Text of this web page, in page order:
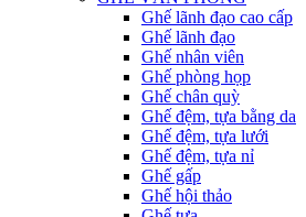
Ghế lãnh đạo cao cấp
Ghế lãnh đạo
Ghế nhân viên
Ghế phòng họp
Ghế chân quỳ
Ghế đệm, tựa bằng da
Ghế đệm, tựa lưới
Ghế đệm, tựa nỉ
Ghế gấp
Ghế hội thảo